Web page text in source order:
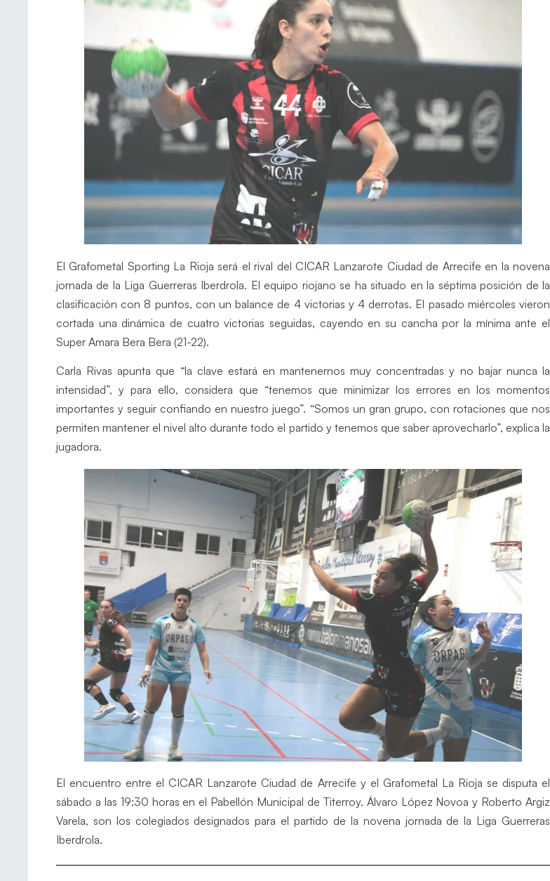
El Grafometal Sporting La Rioja será el rival del CICAR Lanzarote Ciudad de Arrecife en la novena
jornada de la Liga Guerreras Iberdrola. El equipo riojano se ha situado en la séptima posición de la
clasificación con 8 puntos, con un balance de 4 victorias y 4 derrotas. El pasado miércoles vieron
cortada una dinámica de cuatro victorias seguidas, cayendo en su cancha por la mínima ante el
Super Amara Bera Bera (21-22).
Carla Rivas apunta que “la clave estará en mantenernos muy concentradas y no bajar nunca la
intensidad”, y para ello, considera que “tenemos que minimizar los errores en los momentos
importantes y seguir confiando en nuestro juego”. “Somos un gran grupo, con rotaciones que nos
permiten mantener el nivel alto durante todo el partido y tenemos que saber aprovecharlo”, explica la
jugadora.
El encuentro entre el CICAR Lanzarote Ciudad de Arrecife y el Grafometal La Rioja se disputa el
sábado a las 19:30 horas en el Pabellón Municipal de Titerroy. Álvaro López Novoa y Roberto Argiz
Varela, son los colegiados designados para el partido de la novena jornada de la Liga Guerreras
Iberdrola.